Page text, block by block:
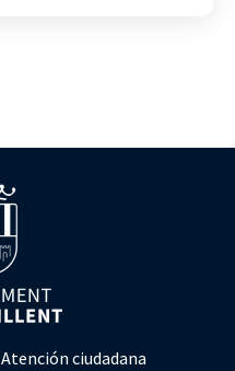
Atención ciudadana